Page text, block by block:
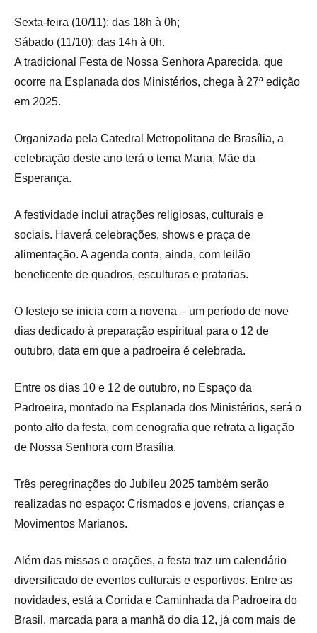
Sexta-feira (10/11): das 18h à 0h;
Sábado (11/10): das 14h à 0h.
A tradicional Festa de Nossa Senhora Aparecida, que
ocorre na Esplanada dos Ministérios, chega à 27ª edição
em 2025.
Organizada pela Catedral Metropolitana de Brasília, a
celebração deste ano terá o tema Maria, Mãe da
Esperança.
A festividade inclui atrações religiosas, culturais e
sociais. Haverá celebrações, shows e praça de
alimentação. A agenda conta, ainda, com leilão
beneficente de quadros, esculturas e pratarias.
O festejo se inicia com a novena – um período de nove
dias dedicado à preparação espiritual para o 12 de
outubro, data em que a padroeira é celebrada.
Entre os dias 10 e 12 de outubro, no Espaço da
Padroeira, montado na Esplanada dos Ministérios, será o
ponto alto da festa, com cenografia que retrata a ligação
de Nossa Senhora com Brasília.
Três peregrinações do Jubileu 2025 também serão
realizadas no espaço: Crismados e jovens, crianças e
Movimentos Marianos.
Além das missas e orações, a festa traz um calendário
diversificado de eventos culturais e esportivos. Entre as
novidades, está a Corrida e Caminhada da Padroeira do
Brasil, marcada para a manhã do dia 12, já com mais de